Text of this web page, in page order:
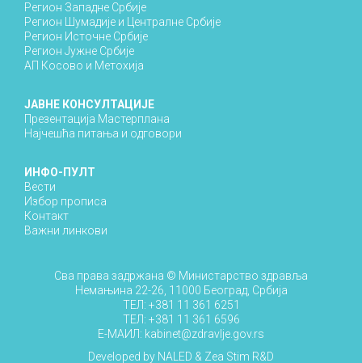
Регион Западне Србије
Регион Шумадије и Централне Србије
Регион Источне Србије
Регион Јужне Србије
АП Косово и Метохија
ЈАВНЕ КОНСУЛТАЦИЈЕ
Презентација Мастерплана
Најчешћа питања и одговори
ИНФО-ПУЛТ
Вести
Избор прописа
Контакт
Важни линкови
Сва права задржана © Министарство здравља
Немањина 22-26, 11000 Београд, Србија
ТЕЛ: +381 11 361 6251
ТЕЛ: +381 11 361 6596
E-МАИЛ: kabinet@zdravlje.gov.rs
Developed by NALED & Zea Stim R&D